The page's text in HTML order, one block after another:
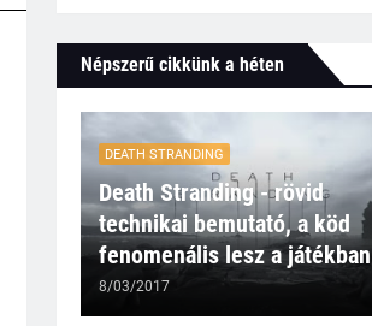
Népszerű cikkünk a héten
DEATH STRANDING
Death Stranding - rövid
technikai bemutató, a köd
fenomenális lesz a játékban
8/03/2017